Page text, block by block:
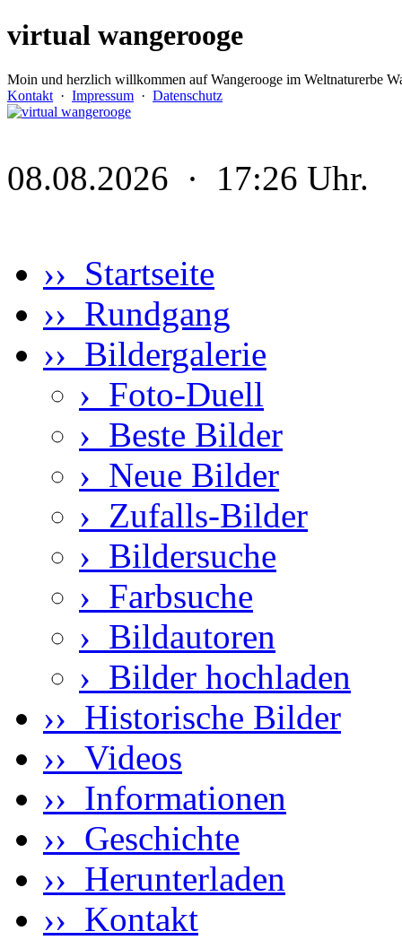
virtual wangerooge
Moin und herzlich willkommen auf Wangerooge im Weltnaturerbe
Kontakt · Impressum · Datenschutz
08.08.2026 · 17:26 Uhr.
›› Startseite
›› Rundgang
›› Bildergalerie
› Foto-Duell
› Beste Bilder
› Neue Bilder
› Zufalls-Bilder
› Bildersuche
› Farbsuche
› Bildautoren
› Bilder hochladen
›› Historische Bilder
›› Videos
›› Informationen
›› Geschichte
›› Herunterladen
›› Kontakt